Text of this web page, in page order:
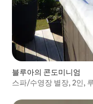
블루아의 콘도미니엄
스파/수영장 별장, 2인,